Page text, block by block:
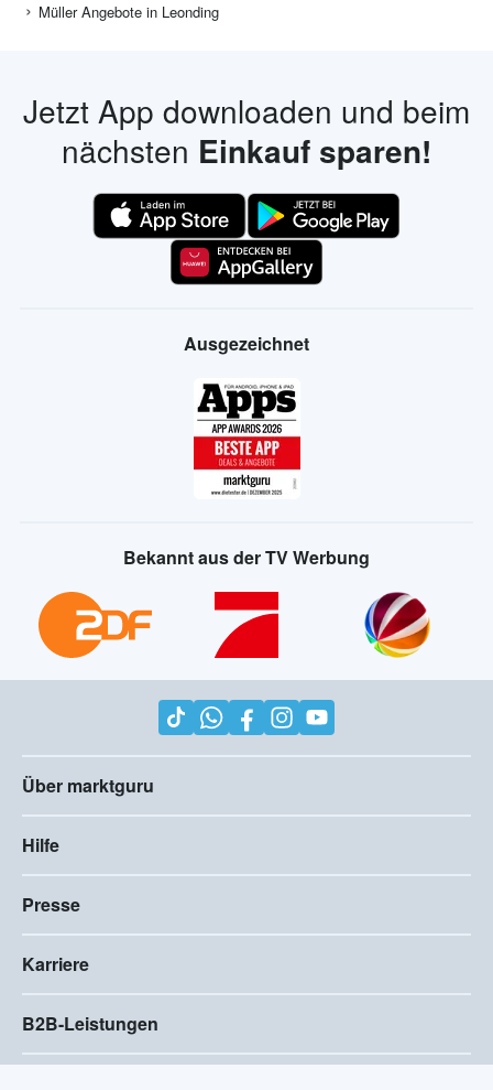
Müller Angebote in Leonding
Jetzt App downloaden und beim
nächsten Einkauf sparen!
Ausgezeichnet
Bekannt aus der TV Werbung
Über marktguru
Hilfe
Presse
Karriere
B2B-Leistungen